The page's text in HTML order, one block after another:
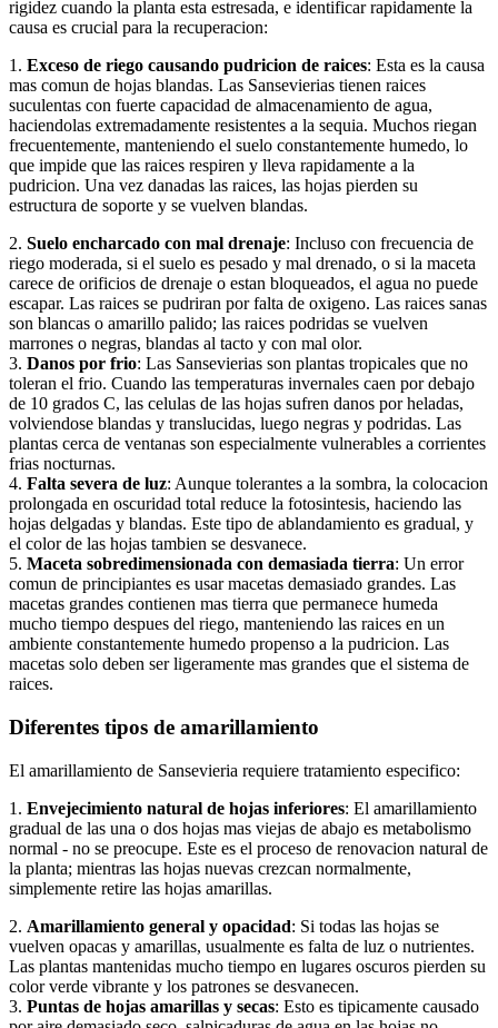
rigidez cuando la planta esta estresada, e identificar rapidamente la
causa es crucial para la recuperacion:
1. Exceso de riego causando pudricion de raices: Esta es la causa
mas comun de hojas blandas. Las Sansevierias tienen raices
suculentas con fuerte capacidad de almacenamiento de agua,
haciendolas extremadamente resistentes a la sequia. Muchos riegan
frecuentemente, manteniendo el suelo constantemente humedo, lo
que impide que las raices respiren y lleva rapidamente a la
pudricion. Una vez danadas las raices, las hojas pierden su
estructura de soporte y se vuelven blandas.
2. Suelo encharcado con mal drenaje: Incluso con frecuencia de
riego moderada, si el suelo es pesado y mal drenado, o si la maceta
carece de orificios de drenaje o estan bloqueados, el agua no puede
escapar. Las raices se pudriran por falta de oxigeno. Las raices sanas
son blancas o amarillo palido; las raices podridas se vuelven
marrones o negras, blandas al tacto y con mal olor.
3. Danos por frio: Las Sansevierias son plantas tropicales que no
toleran el frio. Cuando las temperaturas invernales caen por debajo
de 10 grados C, las celulas de las hojas sufren danos por heladas,
volviendose blandas y translucidas, luego negras y podridas. Las
plantas cerca de ventanas son especialmente vulnerables a corrientes
frias nocturnas.
4. Falta severa de luz: Aunque tolerantes a la sombra, la colocacion
prolongada en oscuridad total reduce la fotosintesis, haciendo las
hojas delgadas y blandas. Este tipo de ablandamiento es gradual, y
el color de las hojas tambien se desvanece.
5. Maceta sobredimensionada con demasiada tierra: Un error
comun de principiantes es usar macetas demasiado grandes. Las
macetas grandes contienen mas tierra que permanece humeda
mucho tiempo despues del riego, manteniendo las raices en un
ambiente constantemente humedo propenso a la pudricion. Las
macetas solo deben ser ligeramente mas grandes que el sistema de
raices.
Diferentes tipos de amarillamiento
El amarillamiento de Sansevieria requiere tratamiento especifico:
1. Envejecimiento natural de hojas inferiores: El amarillamiento
gradual de las una o dos hojas mas viejas de abajo es metabolismo
normal - no se preocupe. Este es el proceso de renovacion natural de
la planta; mientras las hojas nuevas crezcan normalmente,
simplemente retire las hojas amarillas.
2. Amarillamiento general y opacidad: Si todas las hojas se
vuelven opacas y amarillas, usualmente es falta de luz o nutrientes.
Las plantas mantenidas mucho tiempo en lugares oscuros pierden su
color verde vibrante y los patrones se desvanecen.
3. Puntas de hojas amarillas y secas: Esto es tipicamente causado